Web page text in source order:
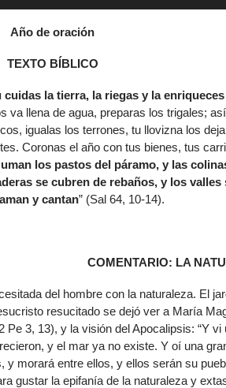
Año de oración
TEXTO BÍBLICO
cuidas la tierra, la riegas y la
va llena de agua, preparas los trigales;
igualas los terrones, tu llovizna los
Coronas el año con tus bienes, tus
los pastos del páramo, y las
se cubren de rebaños, y los valles
y cantan” (Sal 64, 10-14).
COMENTARIO: LA
del hombre con la naturaleza. El
resucitado se dejó ver a María
3, 13), y la visión del Apocalipsis: “Y
y el mar ya no existe. Y oí una
morará entre ellos, y ellos serán su
gustar la epifanía de la naturaleza y